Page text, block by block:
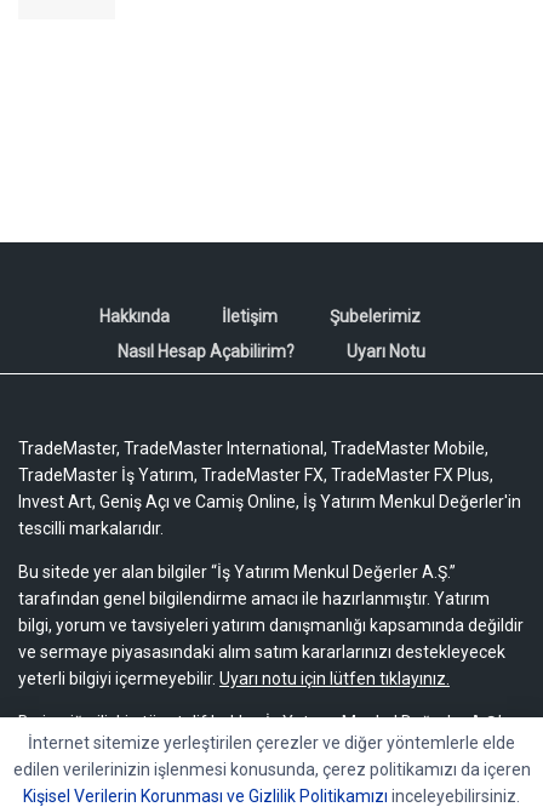
Hakkında İletişim
Şubelerimiz
Nasıl Hesap Açabilirim?
Uyarı Notu
TradeMaster, TradeMaster International, TradeMaster Mobile,
TradeMaster İş Yatırım, TradeMaster FX, TradeMaster FX Plus,
Invest Art, Geniş Açı ve Camiş Online, İş Yatırım Menkul Değerler'in
tescilli markalarıdır.
Bu sitede yer alan bilgiler “İş Yatırım Menkul Değerler A.Ş.”
tarafından genel bilgilendirme amacı ile hazırlanmıştır. Yatırım
bilgi, yorum ve tavsiyeleri yatırım danışmanlığı kapsamında değildir
ve sermaye piyasasındaki alım satım kararlarınızı destekleyecek
yeterli bilgiyi içermeyebilir. Uyarı notu için lütfen tıklayınız.
Bu içeriğe ilişkin tüm telif hakları İş Yatırım Menkul Değerler A.Ş.’ye
aittir. Bu içerik, açık iznimiz olmaksızın başkaları tarafından
herhangi bir amaçla, kısmen veya tamamen çoğaltılamaz,
dağıtılamaz, yayımlanamaz veya değiştirilemez.
İnternet sitemize yerleştirilen çerezler ve diğer yöntemlerle elde
edilen verilerinizin işlenmesi konusunda, çerez politikamızı da içeren
Kişisel Verilerin Korunması ve Gizlilik Politikamızı inceleyebilirsiniz.